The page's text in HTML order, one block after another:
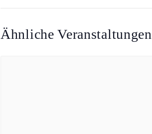
Ähnliche Veranstaltungen